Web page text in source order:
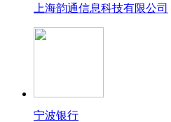
上海韵通信息科技有限公司
宁波银行